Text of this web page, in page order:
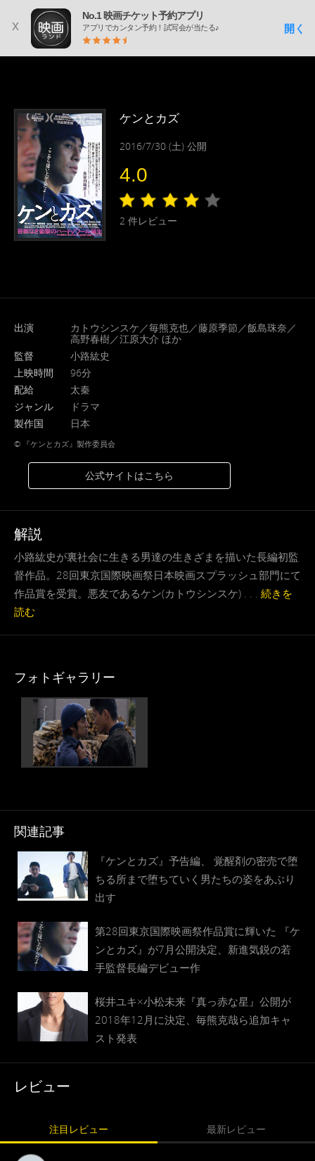
x
No.1 映画チケット予約アプリ
アプリでカンタン予約！試写会が当たる♪ 開く
ケンとカズ
2016/7/30 (土) 公開
4.0
2 件レビュー
出演
カトウシンスケ／毎熊克也／藤原季節／飯島珠奈／
高野春樹／江原大介 ほか
監督
小路紘史
上映時間
96分
配給
太秦
ジャンル
ドラマ
製作国
日本
©︎ 『ケンとカズ』製作委員会
公式サイトはこちら
解説
小路紘史が裏社会に生きる男達の生きざまを描いた長編初監
督作品。28回東京国際映画祭日本映画スプラッシュ部門にて
作品賞を受賞。悪友であるケン(カトウシンスケ) . . . 続きを
読む
フォトギャラリー
関連記事
『ケンとカズ』予告編、 覚醒剤の密売で堕
ちる所まで堕ちていく男たちの姿をあぶり
出す
第28回東京国際映画祭作品賞に輝いた 『ケ
ンとカズ』が7月公開決定、新進気鋭の若
手監督長編デビュー作
桜井ユキ×小松未来『真っ赤な星』公開が
2018年12月に決定、毎熊克哉ら追加キャ
スト発表
レビュー
注目レビュー 最新レビュー